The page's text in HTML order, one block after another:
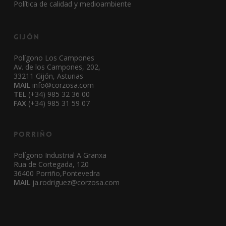
Política de calidad y medioambiente
Gijón
Polígono Los Campones
Av. de los Campones, 202,
33211 Gijón, Asturias
MAIL info@corzosa.com
TEL (+34) 985 32 36 00
FAX(+34) 985 31 59 07
Porriño
Polígono Industrial A Granxa
Rua de Cortegada, 120
36400 Porriño,Pontevedra
MAILja.rodriguez@corzosa.com